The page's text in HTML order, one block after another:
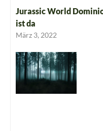
Jurassic World
ist da
März 3, 2022